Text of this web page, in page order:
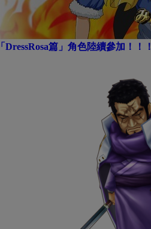
「DressRosa篇」角色陸續參加！！！